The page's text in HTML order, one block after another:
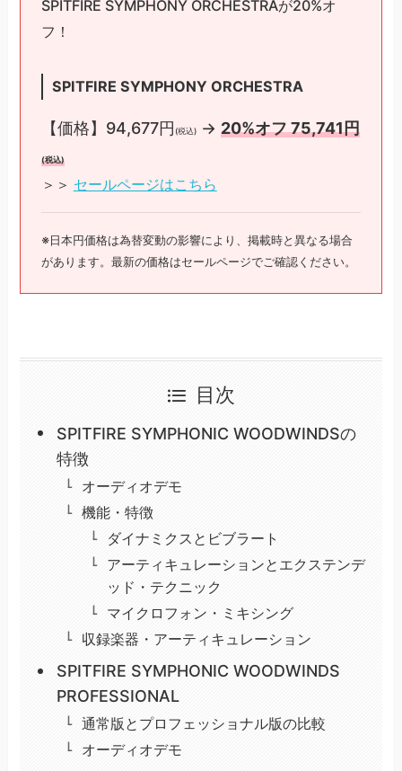
SPITFIRE SYMPHONY ORCHESTRAが20%オ
フ！
SPITFIRE SYMPHONY ORCHESTRA
【価格】94,677円 (税込)→ 20%オフ 75,741円
(税込)
＞＞ セールページはこちら
※日本円価格は為替変動の影響により、掲載時と異なる場合
があります。最新の価格はセールページでご確認ください。
目次
SPITFIRE SYMPHONIC WOODWINDSの
特徴
オーディオデモ
機能・特徴
ダイナミクスとビブラート
アーティキュレーションとエクステンデ
ッド・テクニック
マイクロフォン・ミキシング
収録楽器・アーティキュレーション
SPITFIRE SYMPHONIC WOODWINDS
PROFESSIONAL
通常版とプロフェッショナル版の比較
オーディオデモ